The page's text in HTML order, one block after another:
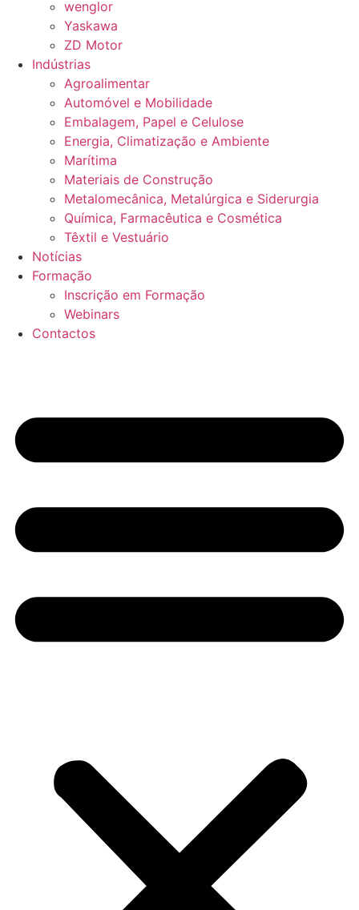
wenglor
Yaskawa
ZD Motor
Indústrias
Agroalimentar
Automóvel e Mobilidade
Embalagem, Papel e Celulose
Energia, Climatização e Ambiente
Marítima
Materiais de Construção
Metalomecânica, Metalúrgica e Siderurgia
Química, Farmacêutica e Cosmética
Têxtil e Vestuário
Notícias
Formação
Inscrição em Formação
Webinars
Contactos